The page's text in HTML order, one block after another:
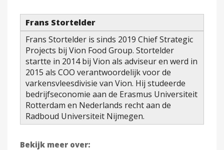
Frans Stortelder
Frans Stortelder is sinds 2019 Chief Strategic
Projects bij Vion Food Group. Stortelder
startte in 2014 bij Vion als adviseur en werd in
2015 als COO verantwoordelijk voor de
varkensvleesdivisie van Vion. Hij studeerde
bedrijfseconomie aan de Erasmus Universiteit
Rotterdam en Nederlands recht aan de
Radboud Universiteit Nijmegen.
Bekijk meer over: